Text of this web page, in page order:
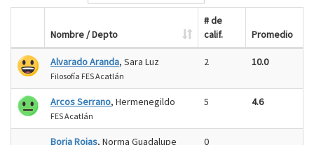
Nombre / Depto
# de
calif.
Promedio
Alvarado Aranda, Sara Luz
Filosofía FES Acatlán
2 10.0
Arcos Serrano, Hermenegildo
FES Acatlán
5 4.6
Borja Rojas, Norma Guadalupe 0